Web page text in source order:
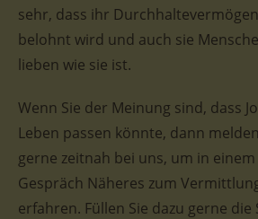
sehr, dass ihr
belohnt wird und auch sie
lieben wie sie ist.
Wenn Sie der Meinung sind, dass
Leben passen könnte, dann
gerne zeitnah bei uns, um in
Gespräch Näheres zum
erfahren. Füllen Sie dazu gerne